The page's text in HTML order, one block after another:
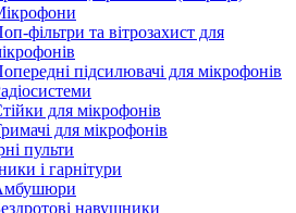
фільтри та вітрозахист для
підсилювачі для мікрофонів
для мікрофонів
для мікрофонів
пульти
і гарнітури
навушники